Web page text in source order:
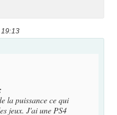
la puissance ce qui
jeux. J'ai une PS4